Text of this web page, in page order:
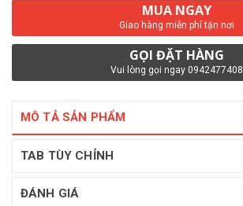
MUA NGAY
Giao hàng miễn phí tận nơi
GỌI ĐẶT HÀNG
Vui lòng gọi ngay 0942477408
MÔ TẢ SẢN PHẨM
TAB TÙY CHỈNH
ĐÁNH GIÁ